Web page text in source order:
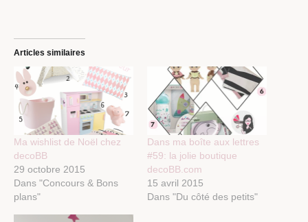
Articles similaires
Ma wishlist de Noël chez
decoBB
29 octobre 2015
Dans "Concours & Bons
plans"
Dans ma boîte aux lettres
#59: la jolie boutique
decoBB.com
15 avril 2015
Dans "Du côté des petits"